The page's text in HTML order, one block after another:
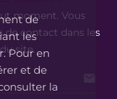
de
les
Pour en
et de
la
moment. Vous
contact dans les
site.